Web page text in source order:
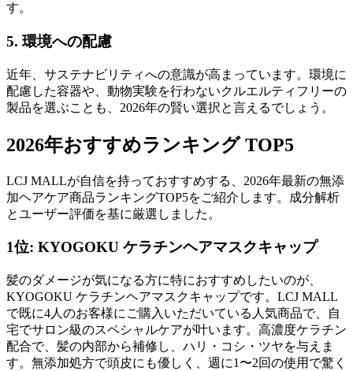
す。
5. 環境への配慮
近年、サステナビリティへの意識が高まっています。環境に
配慮した容器や、動物実験を行わないクルエルティフリーの
製品を選ぶことも、2026年の賢い選択と言えるでしょう。
2026年おすすめランキング TOP5
LCJ MALLが自信を持っておすすめする、2026年最新の無添
加ヘアケア商品ランキングTOP5をご紹介します。成分解析
とユーザー評価を基に厳選しました。
1位: KYOGOKU ケラチンヘアマスクキャップ
髪のダメージが気になる方に特におすすめしたいのが、
KYOGOKU ケラチンヘアマスクキャップです。LCJ MALL
で既に4人のお客様にご購入いただいている人気商品で、自
宅でサロン級のスペシャルケアが叶います。高濃度ケラチン
配合で、髪の内部から補修し、ハリ・コシ・ツヤを与えま
す。無添加処方で頭皮にも優しく、週に1〜2回の使用で驚く